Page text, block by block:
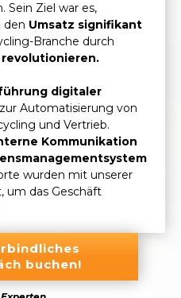
Sein Ziel war es,
den Umsatz signifikant
Branche durch
digitaler
Automatisierung von
und Vertrieb.
Kommunikation
wurden mit unserer
um das Geschäft
buchen!